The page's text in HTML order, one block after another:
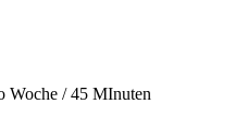
Woche / 45 MInuten